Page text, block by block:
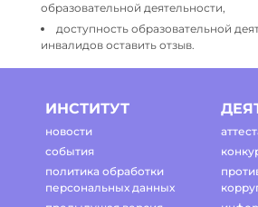
образовательной деятельности,
доступность образовательной
инвалидов оставить отзыв.
ИНСТИТУТ
новости
события
политика обработки
персональных данных